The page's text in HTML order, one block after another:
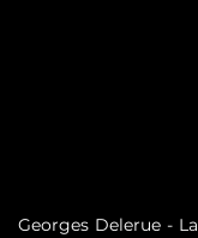
Georges Delerue - La